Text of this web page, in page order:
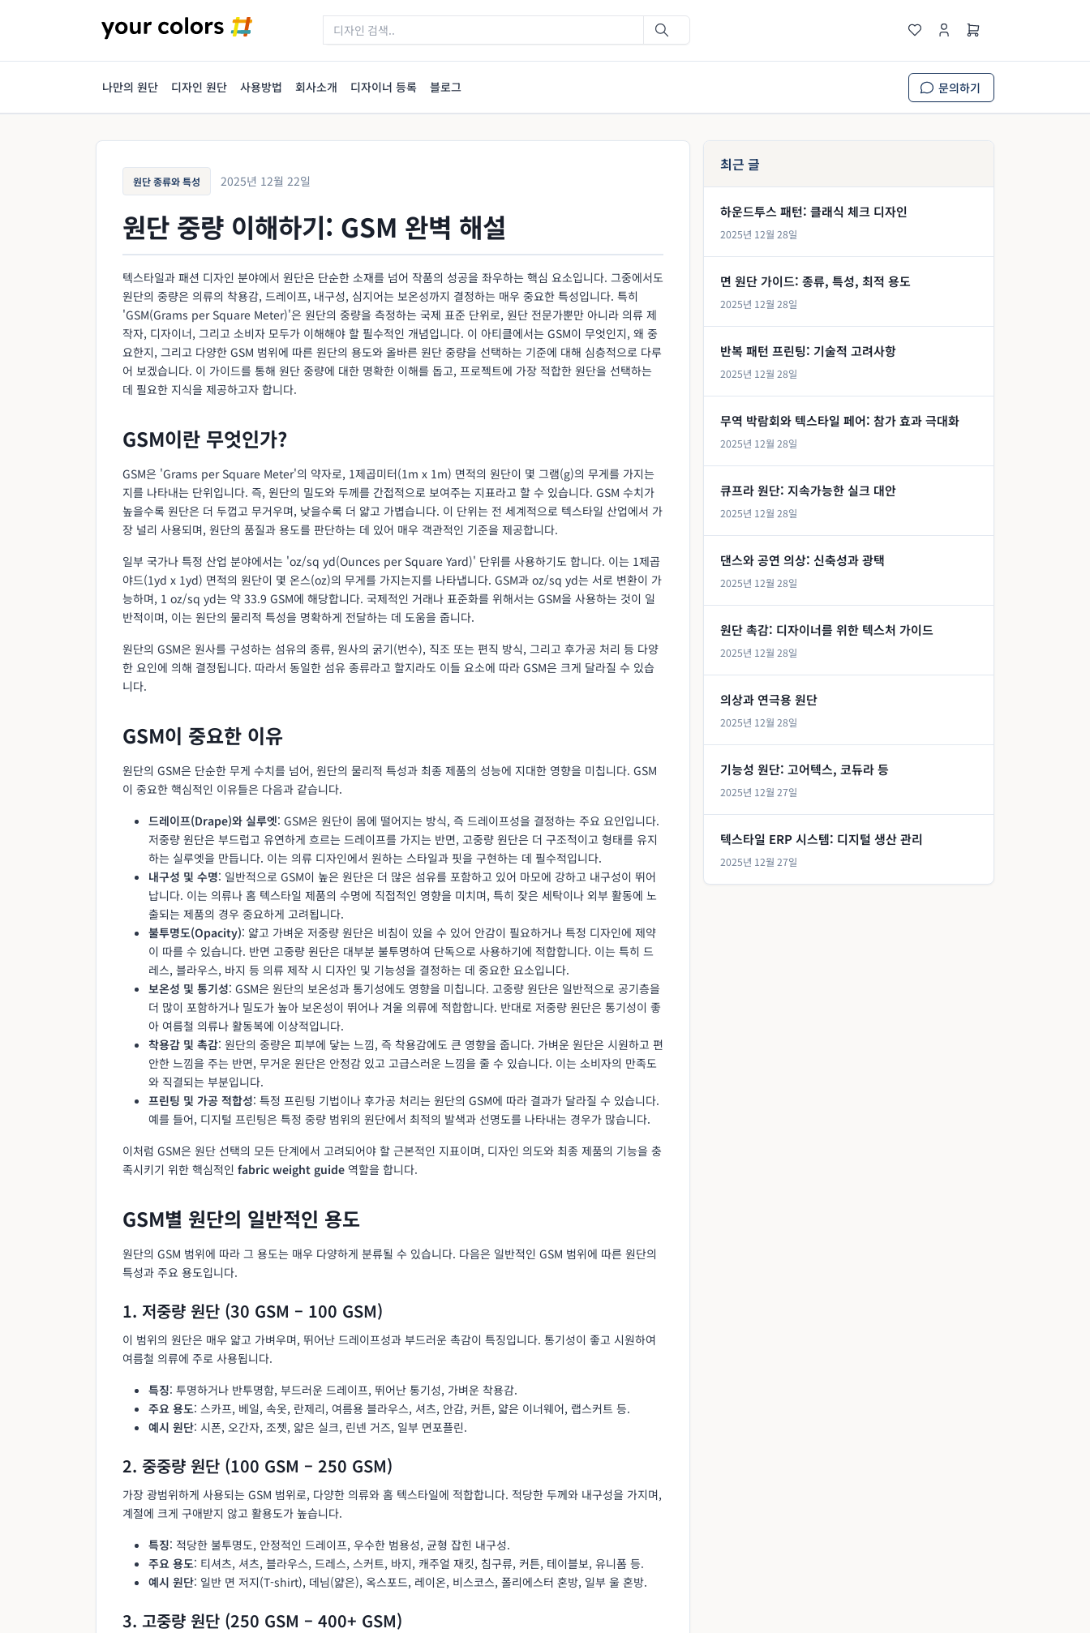
나만의 원단 디자인 원단 사용방법 회사소개 디자이너 등록 블로그 문의하기
원단 종류와 특성 2025년 12월 22일
원단 중량 이해하기: GSM 완벽 해설
텍스타일과 패션 디자인 분야에서 원단은 단순한 소재를 넘어 작품의 성공을 좌우하는 핵심 요소입니다. 그중에서도
원단의 중량은 의류의 착용감, 드레이프, 내구성, 심지어는 보온성까지 결정하는 매우 중요한 특성입니다. 특히
'GSM(Grams per Square Meter)'은 원단의 중량을 측정하는 국제 표준 단위로, 원단 전문가뿐만 아니라 의류 제
작자, 디자이너, 그리고 소비자 모두가 이해해야 할 필수적인 개념입니다. 이 아티클에서는 GSM이 무엇인지, 왜 중
요한지, 그리고 다양한 GSM 범위에 따른 원단의 용도와 올바른 원단 중량을 선택하는 기준에 대해 심층적으로 다루
어 보겠습니다. 이 가이드를 통해 원단 중량에 대한 명확한 이해를 돕고, 프로젝트에 가장 적합한 원단을 선택하는
데 필요한 지식을 제공하고자 합니다.
GSM이란 무엇인가?
GSM은 'Grams per Square Meter'의 약자로, 1제곱미터(1m x 1m) 면적의 원단이 몇 그램(g)의 무게를 가지는
지를 나타내는 단위입니다. 즉, 원단의 밀도와 두께를 간접적으로 보여주는 지표라고 할 수 있습니다. GSM 수치가
높을수록 원단은 더 두껍고 무거우며, 낮을수록 더 얇고 가볍습니다. 이 단위는 전 세계적으로 텍스타일 산업에서 가
장 널리 사용되며, 원단의 품질과 용도를 판단하는 데 있어 매우 객관적인 기준을 제공합니다.
일부 국가나 특정 산업 분야에서는 'oz/sq yd(Ounces per Square Yard)' 단위를 사용하기도 합니다. 이는 1제곱
야드(1yd x 1yd) 면적의 원단이 몇 온스(oz)의 무게를 가지는지를 나타냅니다. GSM과 oz/sq yd는 서로 변환이 가
능하며, 1 oz/sq yd는 약 33.9 GSM에 해당합니다. 국제적인 거래나 표준화를 위해서는 GSM을 사용하는 것이 일
반적이며, 이는 원단의 물리적 특성을 명확하게 전달하는 데 도움을 줍니다.
원단의 GSM은 원사를 구성하는 섬유의 종류, 원사의 굵기(번수), 직조 또는 편직 방식, 그리고 후가공 처리 등 다양
한 요인에 의해 결정됩니다. 따라서 동일한 섬유 종류라고 할지라도 이들 요소에 따라 GSM은 크게 달라질 수 있습
니다.
GSM이 중요한 이유
원단의 GSM은 단순한 무게 수치를 넘어, 원단의 물리적 특성과 최종 제품의 성능에 지대한 영향을 미칩니다. GSM
이 중요한 핵심적인 이유들은 다음과 같습니다.
드레이프(Drape)와 실루엣: GSM은 원단이 몸에 떨어지는 방식, 즉 드레이프성을 결정하는 주요 요인입니다.
저중량 원단은 부드럽고 유연하게 흐르는 드레이프를 가지는 반면, 고중량 원단은 더 구조적이고 형태를 유지
하는 실루엣을 만듭니다. 이는 의류 디자인에서 원하는 스타일과 핏을 구현하는 데 필수적입니다.
내구성 및 수명: 일반적으로 GSM이 높은 원단은 더 많은 섬유를 포함하고 있어 마모에 강하고 내구성이 뛰어
납니다. 이는 의류나 홈 텍스타일 제품의 수명에 직접적인 영향을 미치며, 특히 잦은 세탁이나 외부 활동에 노
출되는 제품의 경우 중요하게 고려됩니다.
불투명도(Opacity): 얇고 가벼운 저중량 원단은 비침이 있을 수 있어 안감이 필요하거나 특정 디자인에 제약
이 따를 수 있습니다. 반면 고중량 원단은 대부분 불투명하여 단독으로 사용하기에 적합합니다. 이는 특히 드
레스, 블라우스, 바지 등 의류 제작 시 디자인 및 기능성을 결정하는 데 중요한 요소입니다.
보온성 및 통기성: GSM은 원단의 보온성과 통기성에도 영향을 미칩니다. 고중량 원단은 일반적으로 공기층을
더 많이 포함하거나 밀도가 높아 보온성이 뛰어나 겨울 의류에 적합합니다. 반대로 저중량 원단은 통기성이 좋
아 여름철 의류나 활동복에 이상적입니다.
착용감 및 촉감: 원단의 중량은 피부에 닿는 느낌, 즉 착용감에도 큰 영향을 줍니다. 가벼운 원단은 시원하고 편
안한 느낌을 주는 반면, 무거운 원단은 안정감 있고 고급스러운 느낌을 줄 수 있습니다. 이는 소비자의 만족도
와 직결되는 부분입니다.
프린팅 및 가공 적합성: 특정 프린팅 기법이나 후가공 처리는 원단의 GSM에 따라 결과가 달라질 수 있습니다.
예를 들어, 디지털 프린팅은 특정 중량 범위의 원단에서 최적의 발색과 선명도를 나타내는 경우가 많습니다.
이처럼 GSM은 원단 선택의 모든 단계에서 고려되어야 할 근본적인 지표이며, 디자인 의도와 최종 제품의 기능을 충
족시키기 위한 핵심적인 fabric weight guide 역할을 합니다.
GSM별 원단의 일반적인 용도
원단의 GSM 범위에 따라 그 용도는 매우 다양하게 분류될 수 있습니다. 다음은 일반적인 GSM 범위에 따른 원단의
특성과 주요 용도입니다.
1. 저중량 원단 (30 GSM – 100 GSM)
이 범위의 원단은 매우 얇고 가벼우며, 뛰어난 드레이프성과 부드러운 촉감이 특징입니다. 통기성이 좋고 시원하여
여름철 의류에 주로 사용됩니다.
특징: 투명하거나 반투명함, 부드러운 드레이프, 뛰어난 통기성, 가벼운 착용감.
주요 용도: 스카프, 베일, 속옷, 란제리, 여름용 블라우스, 셔츠, 안감, 커튼, 얇은 이너웨어, 랩스커트 등.
예시 원단: 시폰, 오간자, 조젯, 얇은 실크, 린넨 거즈, 일부 면포플린.
2. 중중량 원단 (100 GSM – 250 GSM)
가장 광범위하게 사용되는 GSM 범위로, 다양한 의류와 홈 텍스타일에 적합합니다. 적당한 두께와 내구성을 가지며,
계절에 크게 구애받지 않고 활용도가 높습니다.
특징: 적당한 불투명도, 안정적인 드레이프, 우수한 범용성, 균형 잡힌 내구성.
주요 용도: 티셔츠, 셔츠, 블라우스, 드레스, 스커트, 바지, 캐주얼 재킷, 침구류, 커튼, 테이블보, 유니폼 등.
예시 원단: 일반 면 저지(T-shirt), 데님(얇은), 옥스포드, 레이온, 비스코스, 폴리에스터 혼방, 일부 울 혼방.
3. 고중량 원단 (250 GSM – 400+ GSM)
최근 글
하운드투스 패턴: 클래식 체크 디자인
2025년 12월 28일
면 원단 가이드: 종류, 특성, 최적 용도
2025년 12월 28일
반복 패턴 프린팅: 기술적 고려사항
2025년 12월 28일
무역 박람회와 텍스타일 페어: 참가 효과 극대화
2025년 12월 28일
큐프라 원단: 지속가능한 실크 대안
2025년 12월 28일
댄스와 공연 의상: 신축성과 광택
2025년 12월 28일
원단 촉감: 디자이너를 위한 텍스처 가이드
2025년 12월 28일
의상과 연극용 원단
2025년 12월 28일
기능성 원단: 고어텍스, 코듀라 등
2025년 12월 27일
텍스타일 ERP 시스템: 디지털 생산 관리
2025년 12월 27일